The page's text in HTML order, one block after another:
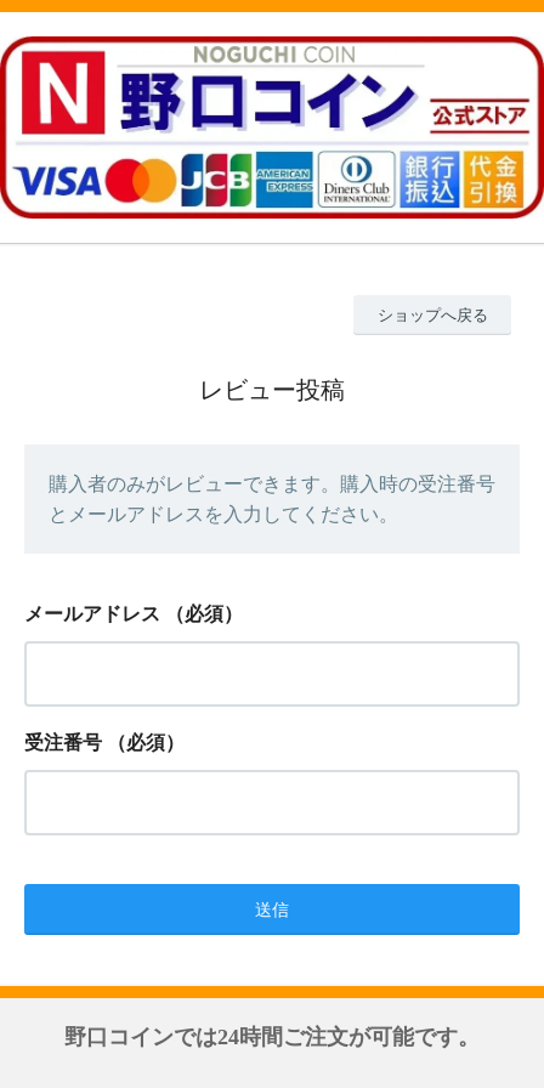
ショップへ戻る
レビュー投稿
購入者のみがレビューできます。購入時の受注番号
とメールアドレスを入力してください。
メールアドレス （必須）
受注番号 （必須）
野口コインでは24時間ご注文が可能です。